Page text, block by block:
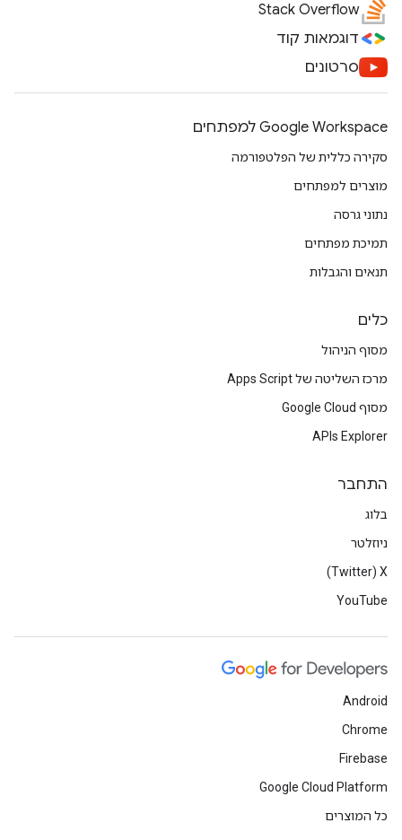
Stack Overflow
דוגמאות קוד
סרטונים
Google Workspace למפתחים
סקירה כללית של הפלטפורמה
מוצרים למפתחים
נתוני גרסה
תמיכת מפתחים
תנאים והגבלות
כלים
מסוף הניהול
מרכז השליטה של Apps Script
מסוף Google Cloud
APIs Explorer
התחבר
בלוג
ניוזלטר
X‏ (Twitter)
YouTube
Android
Chrome
Firebase
Google Cloud Platform
כל המוצרים